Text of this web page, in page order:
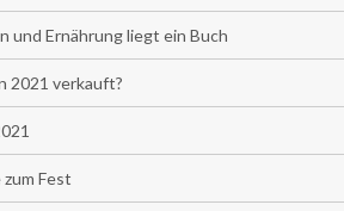
und Ernährung liegt ein Buch
2021 verkauft?
Fest